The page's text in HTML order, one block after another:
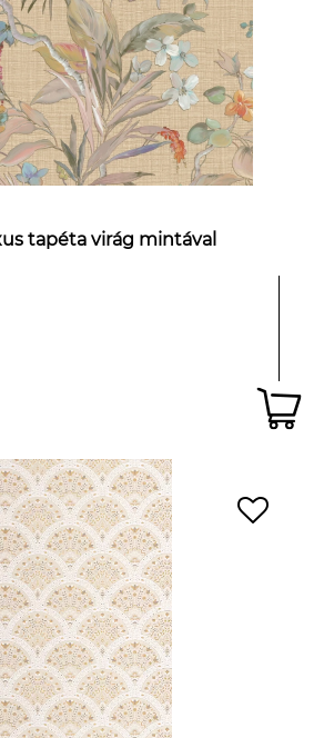
tapéta virág mintával